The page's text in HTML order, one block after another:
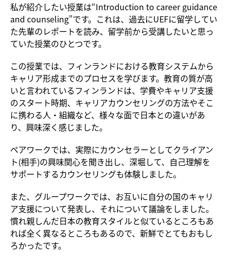
私が紹介したい授業は“Introduction to career guidance
and counseling”です。これは、過去にUEFに留学してい
た先輩のレポートを読み、留学前から受講したいと思っ
ていた授業のひとつです。
この授業では、フィンランドにおける教育システムから
キャリア形成までのプロセスを学びます。教育の質が高
いと言われているフィンランドは、学費やキャリア支援
のスタート時期、キャリアカウンセリングの方法やそこ
に携わる人・組織など、様々な面で日本との違いがあ
り、興味深く感じました。
ペアワークでは、実際にカウンセラーとしてクライアン
ト(相手)の興味関心を聞き出し、深堀して、自己理解を
サポートするカウンセリングも体験しました。
また、グループワークでは、お互いに自分の国のキャリ
ア支援について発表し、それについて議論をしました。
慣れ親しんだ日本の教育スタイルと似ているところもあ
れば全く異なるところもあるので、新鮮でとてもおもし
ろかったです。